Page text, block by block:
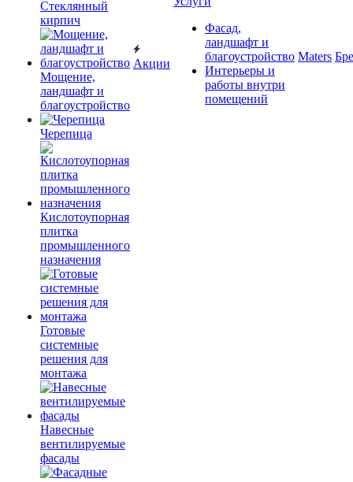
Cтеклянный
кирпич
Мощение,
ландшафт и
благоустройство
Черепица
Кислотоупорная
плитка
промышленного
назначения
Готовые
системные
решения для
монтажа
Навесные
вентилируемые
фасады
Акции
Фасад,
ландшафт и
благоустройство
Интерьеры и
работы внутри
помещений
Maters